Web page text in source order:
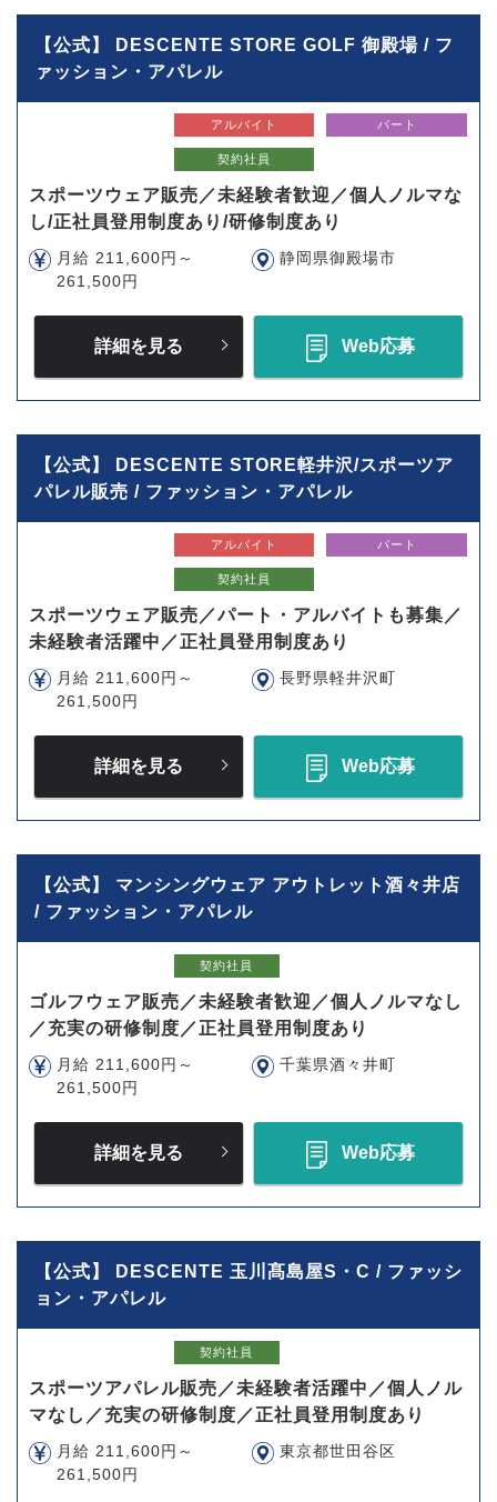
【公式】 DESCENTE STORE GOLF 御殿場 / フ
ァッション・アパレル
アルバイト パート
契約社員
スポーツウェア販売／未経験者歓迎／個人ノルマな
し/正社員登用制度あり/研修制度あり
月給 211,600円～
261,500円
静岡県御殿場市
詳細を見る Web応募
【公式】 DESCENTE STORE軽井沢/スポーツア
パレル販売 / ファッション・アパレル
アルバイト パート
契約社員
スポーツウェア販売／パート・アルバイトも募集／
未経験者活躍中／正社員登用制度あり
月給 211,600円～
261,500円
長野県軽井沢町
詳細を見る Web応募
【公式】 マンシングウェア アウトレット酒々井店
/ ファッション・アパレル
契約社員
ゴルフウェア販売／未経験者歓迎／個人ノルマなし
／充実の研修制度／正社員登用制度あり
月給 211,600円～
261,500円
千葉県酒々井町
詳細を見る Web応募
【公式】 DESCENTE 玉川髙島屋S・C / ファッシ
ョン・アパレル
契約社員
スポーツアパレル販売／未経験者活躍中／個人ノル
マなし／充実の研修制度／正社員登用制度あり
月給 211,600円～
261,500円
東京都世田谷区